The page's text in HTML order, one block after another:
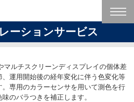
ーションサービス
マルチスクリーンディスプレイの個体差
運用開始後の経年変化に伴う色変化等
専用のカラーセンサを用いて測色を行
のバラつきを補正します。